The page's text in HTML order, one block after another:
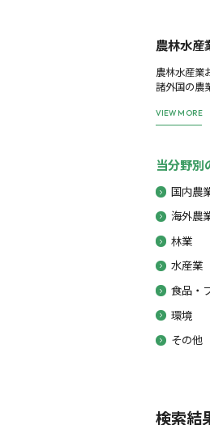
農林水産
農林水産業
諸外国の農
VIEW MORE
当分野別
国内農
海外農
林業
水産業
食品・
環境
その他
検索結